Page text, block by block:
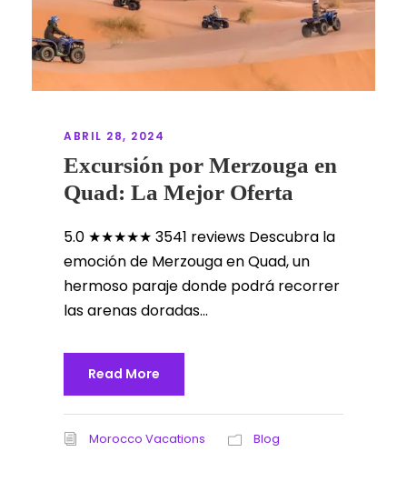
ABRIL 28, 2024
Excursión por Merzouga en
Quad: La Mejor Oferta
5.0 ★★★★★ 3541 reviews Descubra la
emoción de Merzouga en Quad, un
hermoso paraje donde podrá recorrer
las arenas doradas...
Read More
Morocco Vacations Blog